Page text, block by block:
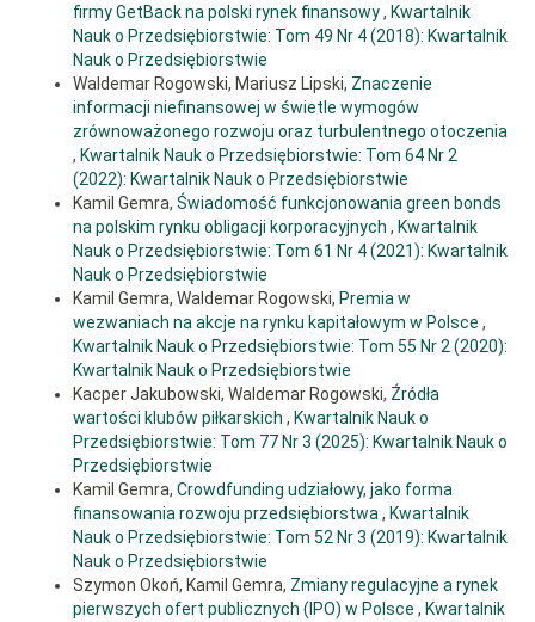
firmy GetBack na polski rynek finansowy, Kwartalnik
Nauk o Przedsiębiorstwie: Tom 49 Nr 4 (2018): Kwartalnik
Nauk o Przedsiębiorstwie
Waldemar Rogowski, Mariusz Lipski, Znaczenie
informacji niefinansowej w świetle wymogów
zrównoważonego rozwoju oraz turbulentnego otoczenia
, Kwartalnik Nauk o Przedsiębiorstwie: Tom 64 Nr 2
(2022): Kwartalnik Nauk o Przedsiębiorstwie
Kamil Gemra, Świadomość funkcjonowania green bonds
na polskim rynku obligacji korporacyjnych , Kwartalnik
Nauk o Przedsiębiorstwie: Tom 61 Nr 4 (2021): Kwartalnik
Nauk o Przedsiębiorstwie
Kamil Gemra, Waldemar Rogowski, Premia w
wezwaniach na akcje na rynku kapitałowym w Polsce ,
Kwartalnik Nauk o Przedsiębiorstwie: Tom 55 Nr 2 (2020):
Kwartalnik Nauk o Przedsiębiorstwie
Kacper Jakubowski, Waldemar Rogowski, Źródła
wartości klubów piłkarskich , Kwartalnik Nauk o
Przedsiębiorstwie: Tom 77 Nr 3 (2025): Kwartalnik Nauk o
Przedsiębiorstwie
Kamil Gemra, Crowdfunding udziałowy, jako forma
finansowania rozwoju przedsiębiorstwa, Kwartalnik
Nauk o Przedsiębiorstwie: Tom 52 Nr 3 (2019): Kwartalnik
Nauk o Przedsiębiorstwie
Szymon Okoń, Kamil Gemra, Zmiany regulacyjne a rynek
pierwszych ofert publicznych (IPO) w Polsce , Kwartalnik